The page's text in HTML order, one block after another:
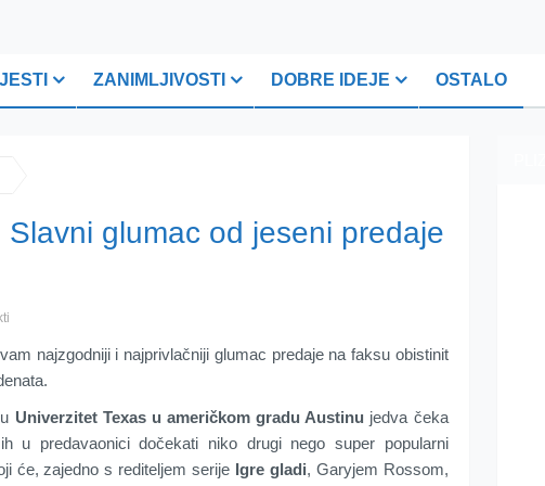
ZANIMLJIVOSTI DOBRE IDEJE OSTALO
glumac od jeseni predaje
najzgodniji i najprivlačniji glumac predaje na faksu obistinit
Univerzitet Texas u američkom gradu Austinu jedva čeka
u predavaonici dočekati niko drugi nego super popularni
će, zajedno s rediteljem serije Igre gladi, Garyjem Rossom,